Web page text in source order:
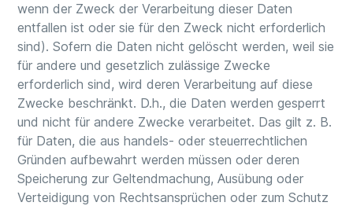
wenn der Zweck der Verarbeitung dieser Daten
entfallen ist oder sie für den Zweck nicht erforderlich
sind). Sofern die Daten nicht gelöscht werden, weil sie
für andere und gesetzlich zulässige Zwecke
erforderlich sind, wird deren Verarbeitung auf diese
Zwecke beschränkt. D.h., die Daten werden gesperrt
und nicht für andere Zwecke verarbeitet. Das gilt z. B.
für Daten, die aus handels- oder steuerrechtlichen
Gründen aufbewahrt werden müssen oder deren
Speicherung zur Geltendmachung, Ausübung oder
Verteidigung von Rechtsansprüchen oder zum Schutz